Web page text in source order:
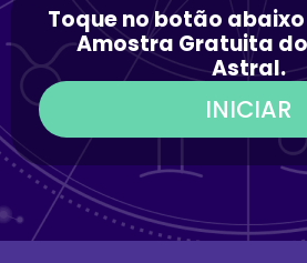
Toque no botão
Amostra Gratuita
Astral.
INICIAR